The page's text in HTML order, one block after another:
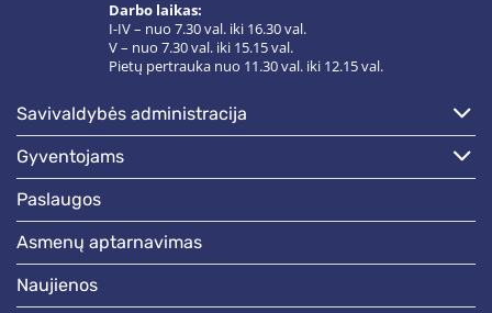
Darbo laikas:
I-IV – nuo 7.30 val. iki 16.30 val.
V – nuo 7.30 val. iki 15.15 val.
Pietų pertrauka nuo 11.30 val. iki 12.15 val.
savivaldybės administracija
gyventojams
paslaugos
asmenų aptarnavimas
naujienos